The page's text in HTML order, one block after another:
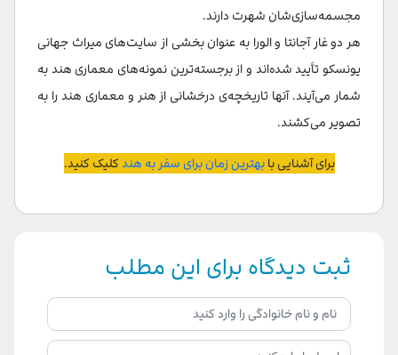
مجسمه‌سازی‌شان شهرت دارند.
هر دو غار آجانتا و الورا به عنوان بخشی از سایت‌های میراث جهانی
یونسکو تأیید شده‌اند و از برجسته‌ترین نمونه‌های معماری هند به
شمار می‌آیند. آنها تاریخچه‌ی درخشانی از هنر و معماری هند را به
تصویر می‌کشند.
برای آشنایی بابهترین زمان برای سفر به هند کلیک کنید.
ثبت دیدگاه برای این مطلب